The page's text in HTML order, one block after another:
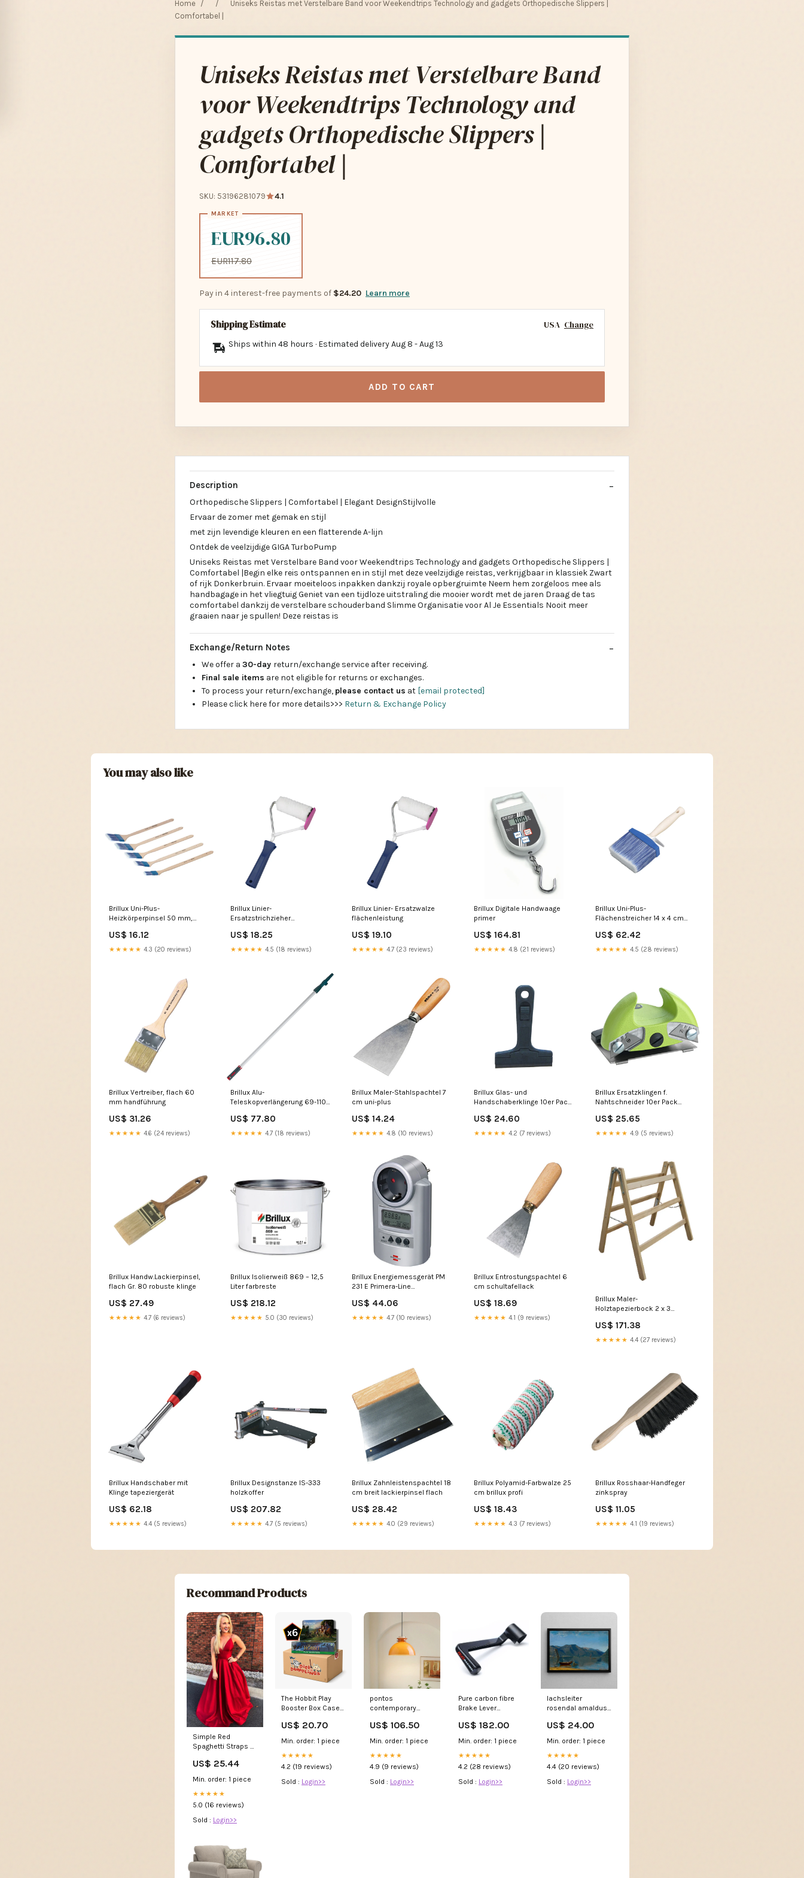
Home / /
Uniseks Reistas met Verstelbare Band voor Weekendtrips Technology and gadgets Orthopedische Slippers |
Comfortabel |
Uniseks Reistas met Verstelbare Band
voor Weekendtrips Technology and
gadgets Orthopedische Slippers |
Comfortabel |
SKU: 53196281079 4.1
EUR96.80
EUR117.80
Pay in 4 interest-free payments of $24.20 Learn more
Shipping Estimate USA Change
Ships within 48 hours · Estimated deliveryAug 8 -Aug 13
ADD TO CART
Description
Orthopedische Slippers | Comfortabel | Elegant DesignStijlvolle
Ervaar de zomer met gemak en stijl
met zijn levendige kleuren en een flatterende A-lijn
Ontdek de veelzijdige GIGA TurboPump
Uniseks Reistas met Verstelbare Band voor Weekendtrips Technology and gadgets Orthopedische Slippers |
Comfortabel |Begin elke reis ontspannen en in stijl met deze veelzijdige reistas, verkrijgbaar in klassiek Zwart
of rijk Donkerbruin. Ervaar moeiteloos inpakken dankzij royale opbergruimte Neem hem zorgeloos mee als
handbagage in het vliegtuig Geniet van een tijdloze uitstraling die mooier wordt met de jaren Draag de tas
comfortabel dankzij de verstelbare schouderband Slimme Organisatie voor Al Je Essentials Nooit meer
graaien naar je spullen! Deze reistas is
Exchange/Return Notes
We offer a 30-day return/exchange service after receiving.
Final sale items are not eligible for returns or exchanges.
To process your return/exchange, please contact us at [email protected]
Please click here for more details>>> Return & Exchange Policy
You may also like
Brillux Uni-Plus-
Heizkörperpinsel 50 mm,
US$ 16.12
★★★★★ 4.3 (20 reviews)
Brillux Linier-
Ersatzstrichzieher
US$ 18.25
★★★★★ 4.5 (18 reviews)
Brillux Linier- Ersatzwalze
flächenleistung
US$ 19.10
★★★★★ 4.7 (23 reviews)
Brillux Digitale Handwaage
primer
US$ 164.81
★★★★★ 4.8 (21 reviews)
Brillux Uni-Plus-
Flächenstreicher 14 x 4 cm
US$ 62.42
★★★★★ 4.5 (28 reviews)
Brillux Vertreiber, flach 60
mm handführung
US$ 31.26
★★★★★ 4.6 (24 reviews)
Brillux Alu-
Teleskopverlängerung 69-110
präzisionswerkzeug
US$ 77.80
★★★★★ 4.7 (18 reviews)
Brillux Maler-Stahlspachtel 7
cm uni-plus
US$ 14.24
★★★★★ 4.8 (10 reviews)
Brillux Glas- und
Handschaberklinge 10er Pack
US$ 24.60
★★★★★ 4.2 (7 reviews)
Brillux Ersatzklingen f.
Nahtschneider 10er Pack
US$ 25.65
★★★★★ 4.9 (5 reviews)
Brillux Handw.Lackierpinsel,
flach Gr. 80 robuste klinge
US$ 27.49
★★★★★ 4.7 (6 reviews)
Brillux Isolierweiß 869 – 12,5
Liter farbreste
US$ 218.12
★★★★★ 5.0 (30 reviews)
Brillux Energiemessgerät PM
231 E Primera-Line
US$ 44.06
★★★★★ 4.7 (10 reviews)
Brillux Entrostungspachtel 6
cm schultafellack
US$ 18.69
★★★★★ 4.1 (9 reviews)
Brillux Maler-
Holztapezierbock 2 x 3
US$ 171.38
★★★★★ 4.4 (27 reviews)
Brillux Handschaber mit
Klinge tapeziergerät
US$ 62.18
★★★★★ 4.4 (5 reviews)
Brillux Designstanze IS-333
holzkoffer
US$ 207.82
★★★★★ 4.7 (5 reviews)
Brillux Zahnleistenspachtel 18
cm breit lackierpinsel flach
US$ 28.42
★★★★★ 4.0 (29 reviews)
Brillux Polyamid-Farbwalze 25
cm brillux profi
US$ 18.43
★★★★★ 4.3 (7 reviews)
Brillux Rosshaar-Handfeger
zinkspray
US$ 11.05
★★★★★ 4.1 (19 reviews)
Recommand Products
Simple Red
Spaghetti Straps A-
Prom Dresses,
US$ 25.44
Min. order: 1 piece
★★★★★
5.0 (16 reviews)
Sold : Login>>
The Hobbit Play
Booster Box Case
Gathering
US$ 20.70
Min. order: 1 piece
★★★★★
4.2 (19 reviews)
Sold : Login>>
pontos
contemporary
pendant light drum
light
US$ 106.50
Min. order: 1 piece
★★★★★
4.9 (9 reviews)
Sold : Login>>
Pure carbon fibre
Brake Lever
Category_Motorcycle
US$ 182.00
Min. order: 1 piece
★★★★★
4.2 (28 reviews)
Sold : Login>>
lachsleiter
rosendal amaldus
US$ 24.00
Min. order: 1 piece
★★★★★
4.4 (20 reviews)
Sold : Login>>